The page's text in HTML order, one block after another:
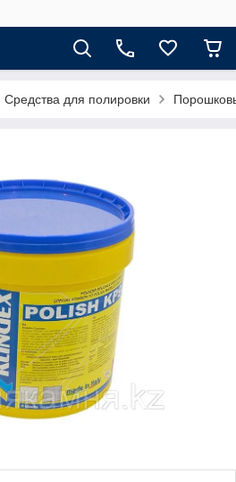
Средства для полировки